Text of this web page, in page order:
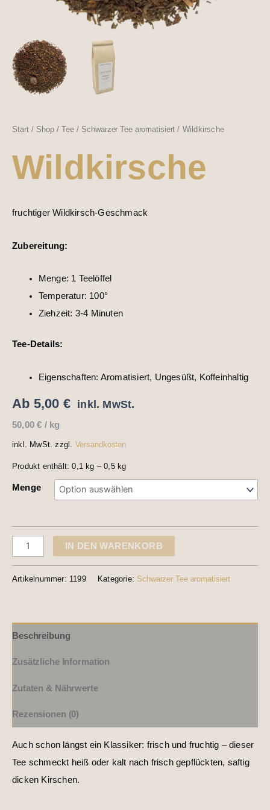
Start/ Shop/Tee/ Schwarzer Tee aromatisiert / Wildkirsche
Wildkirsche
fruchtiger Wildkirsch-Geschmack
Zubereitung:
Menge: 1 Teelöffel
Temperatur: 100°
Ziehzeit: 3-4 Minuten
Tee-Details:
Eigenschaften: Aromatisiert, Ungesüßt, Koffeinhaltig
Ab 5,00 € inkl. MwSt.
50,00€ / kg
inkl. MwSt. zzgl. Versandkosten
Produkt enthält: 0,1 kg – 0,5 kg
Menge
IN DEN WARENKORB
Artikelnummer: 1199 Kategorie: Schwarzer Tee aromatisiert
Beschreibung
Zusätzliche Information
Zutaten & Nährwerte
Rezensionen (0)
Auch schon längst ein Klassiker: frisch und fruchtig – dieser
Tee schmeckt heiß oder kalt nach frisch gepflückten, saftig
dicken Kirschen.